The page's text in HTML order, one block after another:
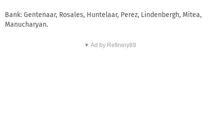
Bank: Gentenaar, Rosales, Huntelaar, Perez, Lindenbergh, Mitea,
Manucharyan.
▼ Ad by Refinery89